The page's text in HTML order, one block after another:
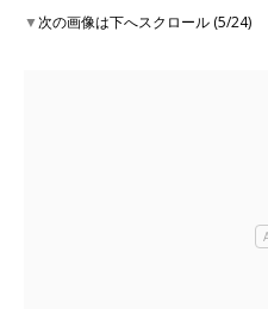
▼次の画像は下へスクロール (5/24)